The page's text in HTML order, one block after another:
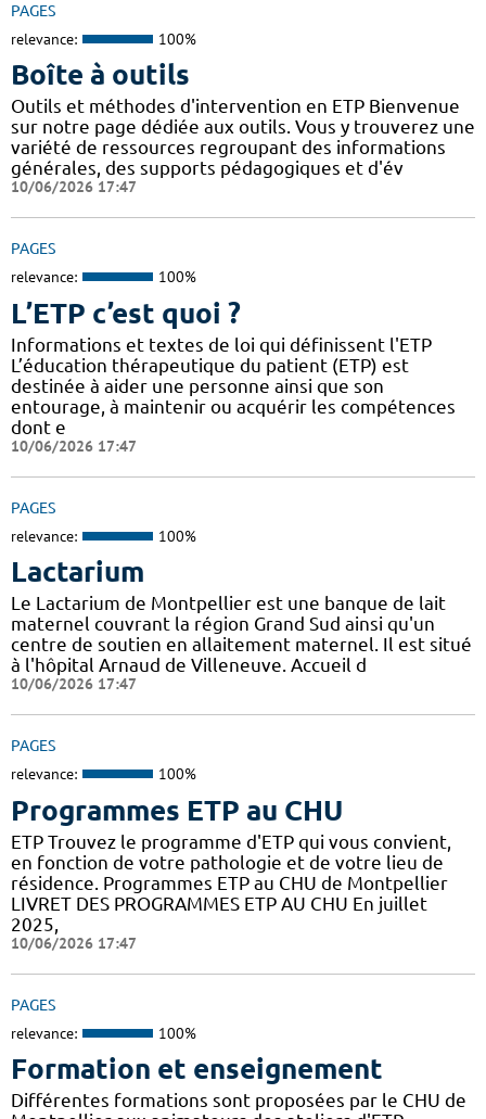
PAGES
relevance: 100%
Boîte à outils
Outils et méthodes d'intervention en ETP Bienvenue
sur notre page dédiée aux outils. Vous y trouverez une
variété de ressources regroupant des informations
générales, des supports pédagogiques et d'év
10/06/2026 17:47
PAGES
relevance: 100%
L’ETP c’est quoi ?
Informations et textes de loi qui définissent l'ETP
L’éducation thérapeutique du patient (ETP) est
destinée à aider une personne ainsi que son
entourage, à maintenir ou acquérir les compétences
dont e
10/06/2026 17:47
PAGES
relevance: 100%
Lactarium
Le Lactarium de Montpellier est une banque de lait
maternel couvrant la région Grand Sud ainsi qu'un
centre de soutien en allaitement maternel. Il est situé
à l'hôpital Arnaud de Villeneuve. Accueil d
10/06/2026 17:47
PAGES
relevance: 100%
Programmes ETP au CHU
ETP Trouvez le programme d'ETP qui vous convient,
en fonction de votre pathologie et de votre lieu de
résidence. Programmes ETP au CHU de Montpellier
LIVRET DES PROGRAMMES ETP AU CHU En juillet
2025,
10/06/2026 17:47
PAGES
relevance: 100%
Formation et enseignement
Différentes formations sont proposées par le CHU de